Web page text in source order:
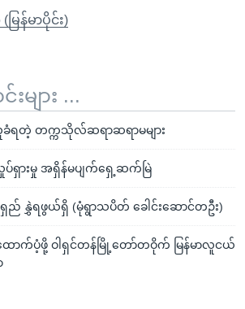
ြန်မာပိုင်း)
ျား ...
ခံရတဲ့ တက္ကသိုလ်ဆရာဆရာမများ
ရှားမှု အရှိန်မပျက်ရှေ့ဆက်မြဲ
ရှည် နွှဲရဖွယ်ရှိ (မုံရွာသပိတ် ခေါင်းဆောင်တဦး)
ောက်ပံ့ဖို့ ဝါရှင်တန်မြို့တော်တဝိုက် မြန်မာလူငယ်